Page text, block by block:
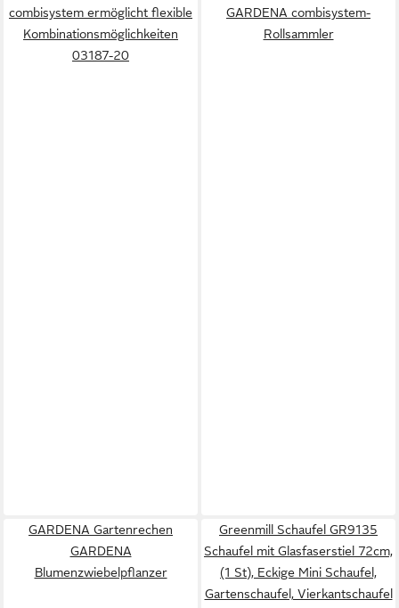
combisystem ermöglicht flexible
Kombinationsmöglichkeiten
03187-20
GARDENA combisystem-
Rollsammler
GARDENA Gartenrechen
GARDENA
Blumenzwiebelpflanzer
Greenmill Schaufel GR9135
Schaufel mit Glasfaserstiel 72cm,
(1 St), Eckige Mini Schaufel,
Gartenschaufel, Vierkantschaufel